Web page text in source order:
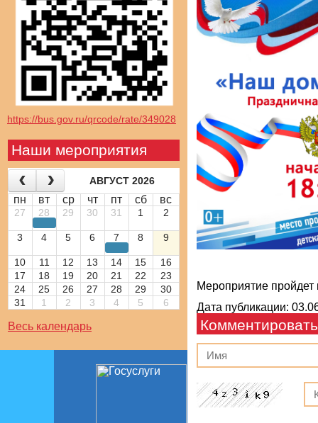
https://bus.gov.ru/qrcode/rate/349028
Наши мероприятия
АВГУСТ 2026
пн вт ср чт пт сб вс
27 28 29 30 31 1 2
3 4 5 6 7 8 9
10 11 12 13 14 15
16
17
18 19 20 21 22
23
24
25 26 27 28 29
30
31
1 2 3 4 5 6
Весь календарь
Мероприятие пройдет
Дата публикации:
Комментировать